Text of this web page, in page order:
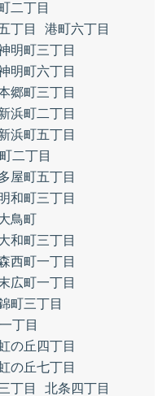
二丁目
丁目
港町六丁目
明町三丁目
明町六丁目
郷町三丁目
浜町二丁目
浜町五丁目
二丁目
屋町五丁目
和町三丁目
鳥町
和町三丁目
西町一丁目
広町一丁目
町三丁目
丁目
の丘四丁目
の丘七丁目
丁目
北条四丁目